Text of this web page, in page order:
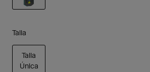
Talla
Talla
Única